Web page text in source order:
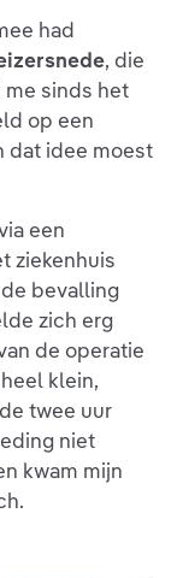
had
, die
me sinds het
op een
dat idee moest
een
ziekenhuis
bevalling
zich erg
de operatie
klein,
twee uur
niet
kwam mijn